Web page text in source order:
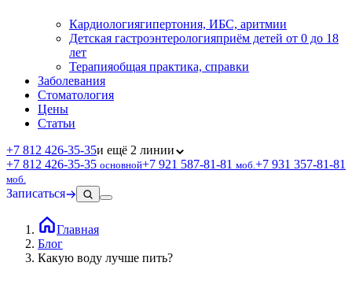
Кардиологиягипертония, ИБС, аритмии
Детская гастроэнтерологияприём детей от 0 до 18
лет
Терапияобщая практика, справки
Заболевания
Стоматология
Цены
Статьи
+7 812 426‑35‑35и ещё 2 линии
+7 812 426‑35‑35 основной+7 921 587‑81‑81 моб. +7 931 357‑81‑81
моб.
Записаться
Главная
Блог
Какую воду лучше пить?